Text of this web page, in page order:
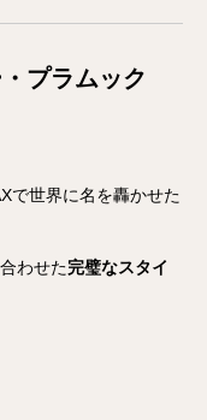
プラムック
で世界に名を轟かせた
わせた完璧なスタイ